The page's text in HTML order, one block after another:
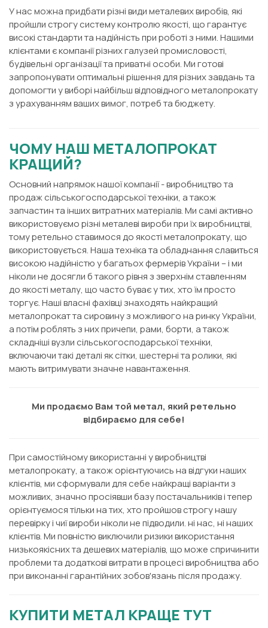
У нас можна придбати різні види металевих виробів, які
пройшли строгу систему контролю якості, що гарантує
високі стандарти та надійність при роботі з ними. Нашими
клієнтами є компанії різних галузей промисловості,
будівельні організації та приватні особи. Ми готові
запропонувати оптимальні рішення для різних завдань та
допомогти у виборі найбільш відповідного металопрокату
з урахуванням ваших вимог, потреб та бюджету.
ЧОМУ НАШ МЕТАЛОПРОКАТ
КРАЩИЙ?
Основний напрямок нашої компанії - виробництво та
продаж сільськогосподарської техніки, а також
запчастин та інших витратних матеріалів. Ми самі активно
використовуємо різні металеві вироби при їх виробництві,
тому ретельно ставимося до якості металопрокату, що
використовується. Наша техніка та обладнання славиться
високою надійністю у багатьох фермерів України – і ми
ніколи не досягли б такого рівня з зверхнім ставленням
до якості металу, що часто буває у тих, хто їм просто
торгує. Наші власні фахівці знаходять найкращий
металопрокат та сировину з можливого на ринку України,
а потім роблять з них причепи, рами, борти, а також
складніші вузли сільськогосподарської техніки,
включаючи такі деталі як сітки, шестерні та ролики, які
мають витримувати значне навантаження.
Ми продаємо Вам той метал, який ретельно
відбираємо для себе!
При самостійному використанні у виробництві
металопрокату, а також орієнтуючись на відгуки наших
клієнтів, ми сформували для себе найкращі варіанти з
можливих, значно просіявши базу постачальників і тепер
орієнтуємося тільки на тих, хто пройшов строгу нашу
перевірку і чиї вироби ніколи не підводили. ні нас, ні наших
клієнтів. Ми повністю виключили ризики використання
низькоякісних та дешевих матеріалів, що може спричинити
проблеми та додаткові витрати в процесі виробництва або
при виконанні гарантійних зобов'язань після продажу.
КУПИТИ МЕТАЛ КРАЩЕ ТУТ